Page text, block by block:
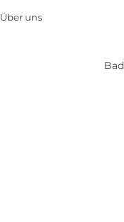
Über uns
Bad